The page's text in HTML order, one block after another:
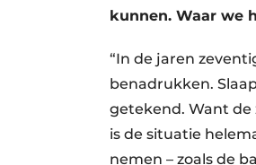
kunnen. Waar we
“In de jaren
benadrukken.
getekend. Want de
is de situatie
nemen – zoals de